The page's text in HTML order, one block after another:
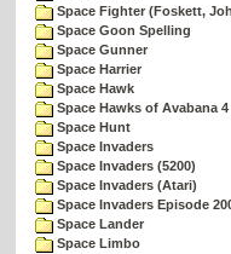
Space Fighter (Foskett,
Space Goon Spelling
Space Gunner
Space Harrier
Space Hawk
Space Hawks of Avabana 4
Space Hunt
Space Invaders
Space Invaders (5200)
Space Invaders (Atari)
Space Invaders Episode
Space Lander
Space Limbo